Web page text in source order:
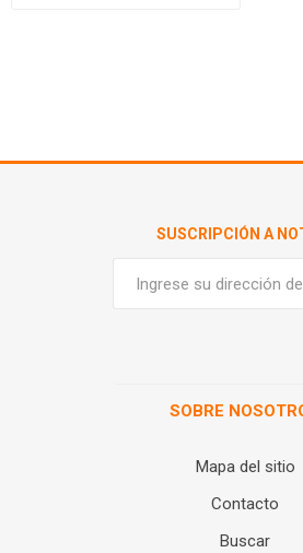
SUSCRIPCIÓN A
SOBRE
Mapa del sitio
Contacto
Buscar